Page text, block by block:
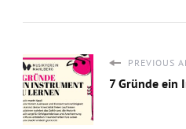
PREVIOUS
7 Gründe ein